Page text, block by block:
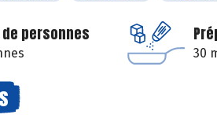
de personnes
30